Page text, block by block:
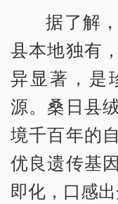
据了解
县本地独有
异显著，是
源。桑日县
境千百年的
优良遗传基
即化，口感出